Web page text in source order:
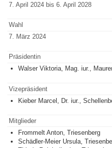
7. April 2024 bis 6. April 2028
Wahl
7. März 2024
Präsidentin
Walser Viktoria, Mag. iur.,
Vizepräsident
Kieber Marcel, Dr. iur.,
Mitglieder
Frommelt Anton, Triesenberg
Schädler-Meier Ursula,